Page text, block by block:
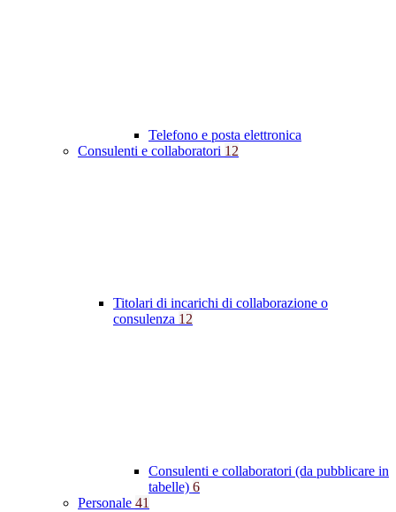
Telefono e posta elettronica
Consulenti e collaboratori 12
Titolari di incarichi di collaborazione o
consulenza 12
Consulenti e collaboratori (da pubblicare in
tabelle) 6
Personale 41